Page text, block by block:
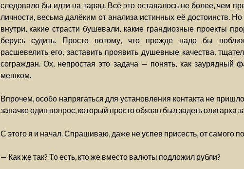
следовало бы идти на таран. Всё это оставалось не более, чем
личности, весьма далёким от анализа истинных её достоинств.
внутри, какие страсти бушевали, какие грандиозные проекты
берусь судить. Просто потому, что прежде надо бы
расшевелить его, заставить проявить душевные качества,
сограждан. Ох, непростая это задача — понять, как заурядный
мешком.
Впрочем, особо напрягаться для установления контакта не
заначке один вопрос, который просто обязан был задеть олигарха
С этого я и начал. Спрашиваю, даже не успев присесть, от самого
— Как же так? То есть, кто же вместо валюты подложил рубли?